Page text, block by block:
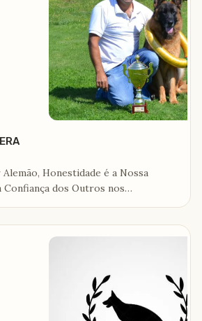
Honestidade é a Nossa
Confiança dos Outros nos